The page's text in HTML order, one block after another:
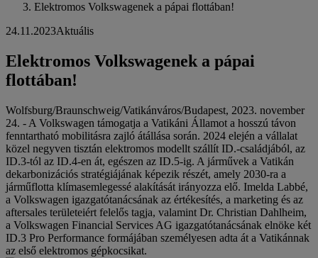
Elektromos Volkswagenek a pápai flottában!
24.11.2023Aktuális
Elektromos Volkswagenek a pápai
flottában!
Wolfsburg/Braunschweig/Vatikánváros/Budapest, 2023. november
24. - A Volkswagen támogatja a Vatikáni Államot a hosszú távon
fenntartható mobilitásra zajló átállása során. 2024 elején a vállalat
közel negyven tisztán elektromos modellt szállít ID.-családjából, az
ID.3-tól az ID.4-en át, egészen az ID.5-ig. A járművek a Vatikán
dekarbonizációs stratégiájának képezik részét, amely 2030-ra a
járműflotta klímasemlegessé alakítását irányozza elő. Imelda Labbé,
a Volkswagen igazgatótanácsának az értékesítés, a marketing és az
aftersales területeiért felelős tagja, valamint Dr. Christian Dahlheim,
a Volkswagen Financial Services AG igazgatótanácsának elnöke két
ID.3 Pro Performance formájában személyesen adta át a Vatikánnak
az első elektromos gépkocsikat.